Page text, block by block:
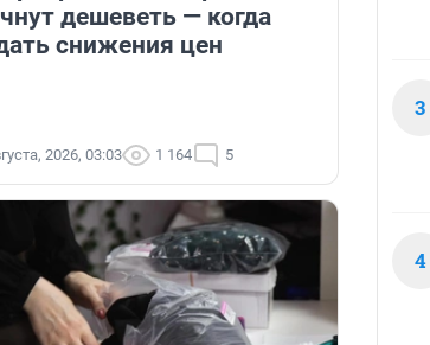
дешеветь — когда
снижения цен
2026, 03:03 1 164 5
3
4